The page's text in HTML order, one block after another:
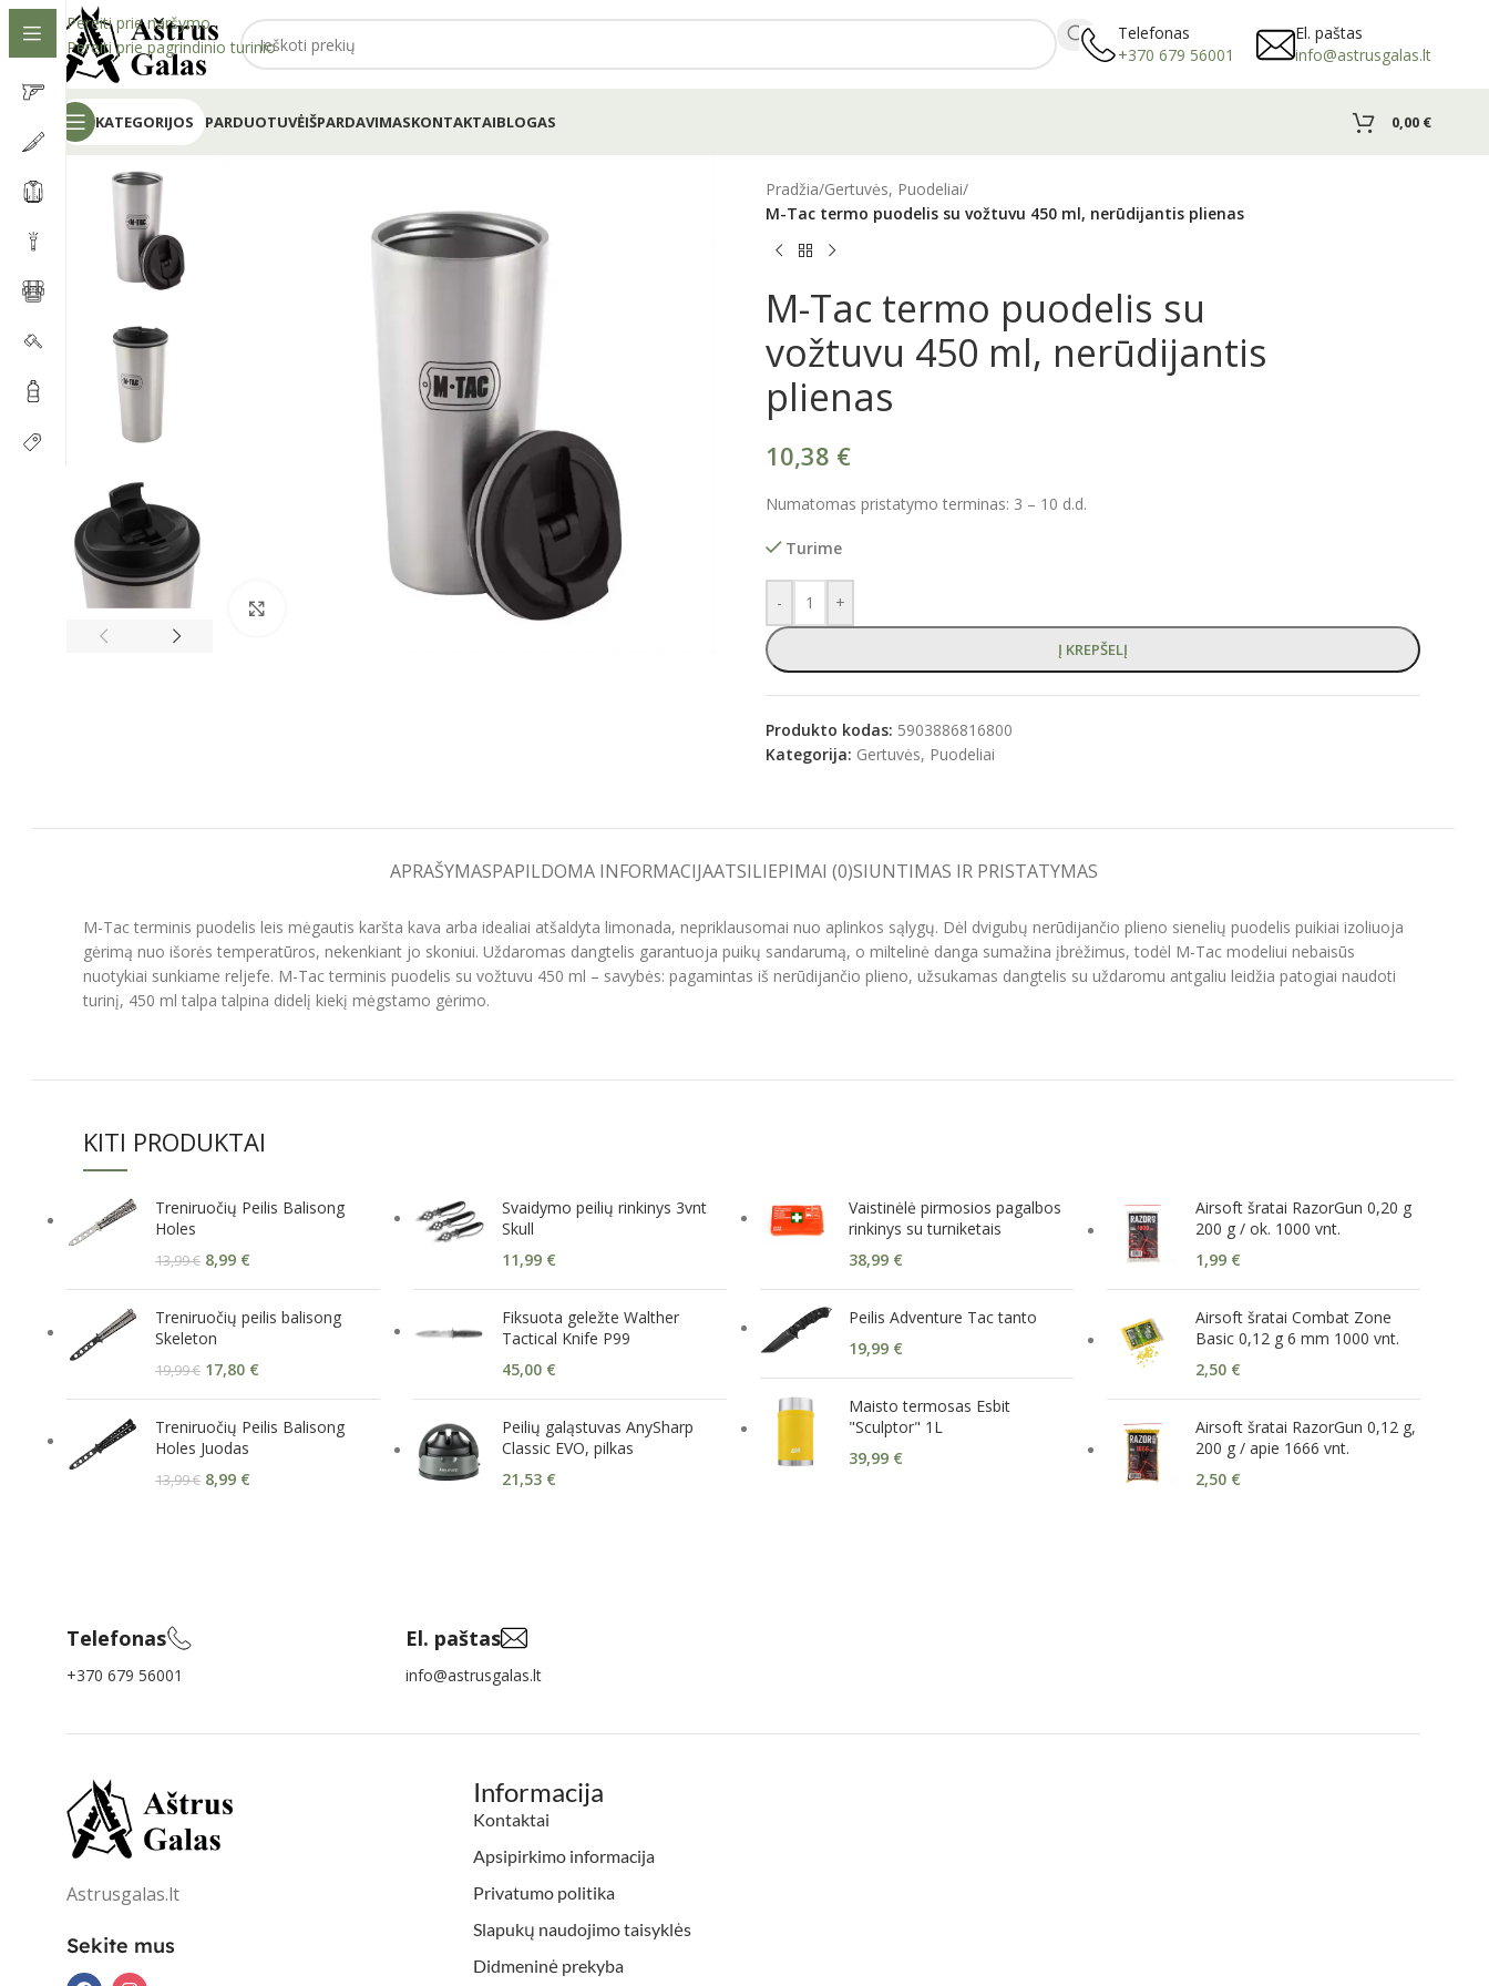
Pereiti prie naršymo
Pereiti prie pagrindinio turinio
Telefonas
+370 679 56001
El. paštas
info@astrusgalas.lt
KATEGORIJOS PARDUOTUVĖIŠPARDAVIMASKONTAKTAIBLOGAS 0,00 €
Spustelėkite, kad padidintumėte
Pradžia/Gertuvės, Puodeliai/
M-Tac termo puodelis su vožtuvu 450 ml, nerūdijantis plienas
M-Tac termo puodelis su
vožtuvu 450 ml, nerūdijantis
plienas
10,38 €
Numatomas pristatymo terminas: 3 – 10 d.d.
Turime
- +
Į KREPŠELĮ
Produkto kodas: 5903886816800
Kategorija: Gertuvės, Puodeliai
APRAŠYMASPAPILDOMA INFORMACIJAATSILIEPIMAI (0)SIUNTIMAS IR PRISTATYMAS
M-Tac terminis puodelis leis mėgautis karšta kava arba idealiai atšaldyta limonada, nepriklausomai nuo aplinkos sąlygų. Dėl dvigubų nerūdijančio plieno sienelių puodelis puikiai izoliuoja
gėrimą nuo išorės temperatūros, nekenkiant jo skoniui. Uždaromas dangtelis garantuoja puikų sandarumą, o miltelinė danga sumažina įbrėžimus, todėl M-Tac modeliui nebaisūs
nuotykiai sunkiame reljefe. M-Tac terminis puodelis su vožtuvu 450 ml – savybės: pagamintas iš nerūdijančio plieno, užsukamas dangtelis su uždaromu antgaliu leidžia patogiai naudoti
turinį, 450 ml talpa talpina didelį kiekį mėgstamo gėrimo.
KITI PRODUKTAI
Treniruočių Peilis Balisong
Holes
13,99€ 8,99 €
Treniruočių peilis balisong
Skeleton
19,99€ 17,80 €
Treniruočių Peilis Balisong
Holes Juodas
13,99€ 8,99 €
Svaidymo peilių rinkinys 3vnt
Skull
11,99 €
Fiksuota geležte Walther
Tactical Knife P99
45,00 €
Peilių galąstuvas AnySharp
Classic EVO, pilkas
21,53 €
Vaistinėlė pirmosios pagalbos
rinkinys su turniketais
38,99 €
Peilis Adventure Tac tanto
19,99 €
Maisto termosas Esbit
"Sculptor" 1L
39,99 €
Airsoft šratai RazorGun 0,20 g
200 g / ok. 1000 vnt.
1,99 €
Airsoft šratai Combat Zone
Basic 0,12 g 6 mm 1000 vnt.
2,50 €
Airsoft šratai RazorGun 0,12 g,
200 g / apie 1666 vnt.
2,50 €
Telefonas
+370 679 56001
El. paštas
info@astrusgalas.lt
Astrusgalas.lt
Sekite mus
Informacija
Kontaktai
Apsipirkimo informacija
Privatumo politika
Slapukų naudojimo taisyklės
Didmeninė prekyba